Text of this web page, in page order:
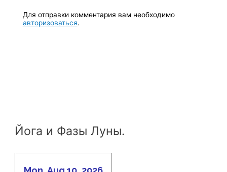
Для отправки комментария вам необходимо
авторизоваться.
Йога и Фазы Луны.